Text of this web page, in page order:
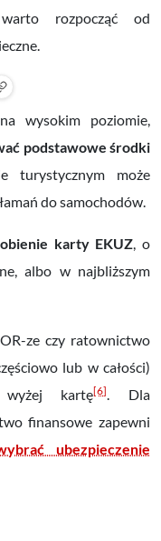
rozpocząć od
wysokim poziomie,
podstawowe środki
turystycznym może
do samochodów.
karty EKUZ, o
albo w najbliższym
ze czy ratownictwo
lub w całości)
wyżej kartę[6]. Dla
finansowe zapewni
ubezpieczenie